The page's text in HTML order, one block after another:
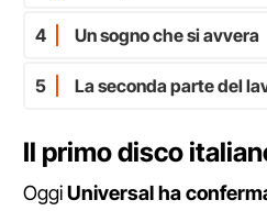
4 Un sogno che si avvera
5 La seconda parte del
Il primo disco
OggiUniversal ha